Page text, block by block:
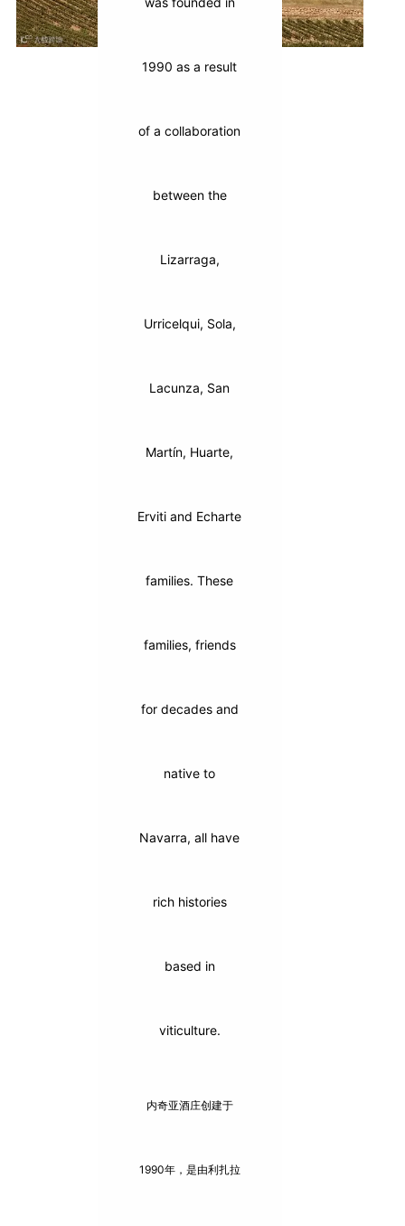
1990 as a result
of a collaboration
between the
Lizarraga,
Urricelqui, Sola,
Lacunza, San
Martín, Huarte,
Erviti and Echarte
families. These
families, friends
for decades and
native to
Navarra, all have
rich histories
based in
viticulture.
内奇亚酒庄创建于
1990年，是由利扎拉